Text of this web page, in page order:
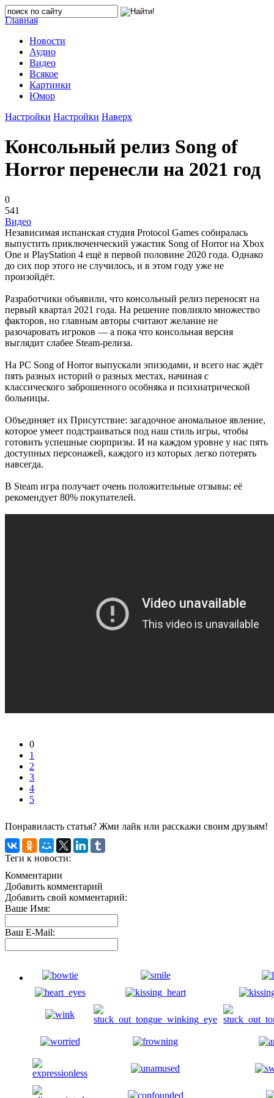
Главная
Новости
Аудио
Видео
Всякое
Картинки
Юмор
Настройки Настройки Наверх
Консольный релиз Song of
Horror перенесли на 2021 год
0
541
Видео
Независимая испанская студия Protocol Games собиралась
выпустить приключенческий ужастик Song of Horror на Xbox
One и PlayStation 4 ещё в первой половине 2020 года. Однако
до сих пор этого не случилось, и в этом году уже не
произойдёт.
Разработчики объявили, что консольный релиз переносят на
первый квартал 2021 года. На решение повлияло множество
факторов, но главным авторы считают желание не
разочаровать игроков — а пока что консольная версия
выглядит слабее Steam-релиза.
На РС Song of Horror выпускали эпизодами, и всего нас ждёт
пять разных историй о разных местах, начиная с
классического заброшенного особняка и психиатрической
больницы.
Объединяет их Присутствие: загадочное аномальное явление,
которое умеет подстраиваться под наш стиль игры, чтобы
готовить успешные сюрпризы. И на каждом уровне у нас пять
доступных персонажей, каждого из которых легко потерять
навсегда.
В Steam игра получает очень положительные отзывы: её
рекомендует 80% покупателей.
0
1
2
3
4
5
Понравиласть статья? Жми лайк или расскажи своим друзьям!
Теги к новости:
Комментарии
Добавить комментарий
Добавить свой комментарий:
Ваше Имя:
Ваш E-Mail: